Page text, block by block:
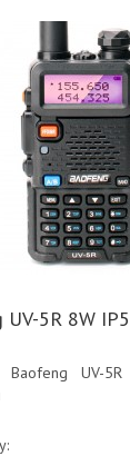
UV-5R 8W
Baofeng UV-